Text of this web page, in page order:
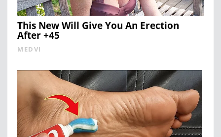
This New Will Give You An Erection
After +45
MEDVI